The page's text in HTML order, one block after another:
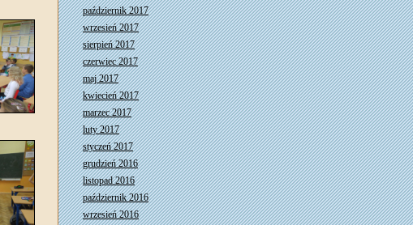
październik 2017
wrzesień 2017
sierpień 2017
czerwiec 2017
maj 2017
kwiecień 2017
marzec 2017
luty 2017
styczeń 2017
grudzień 2016
listopad 2016
październik 2016
wrzesień 2016